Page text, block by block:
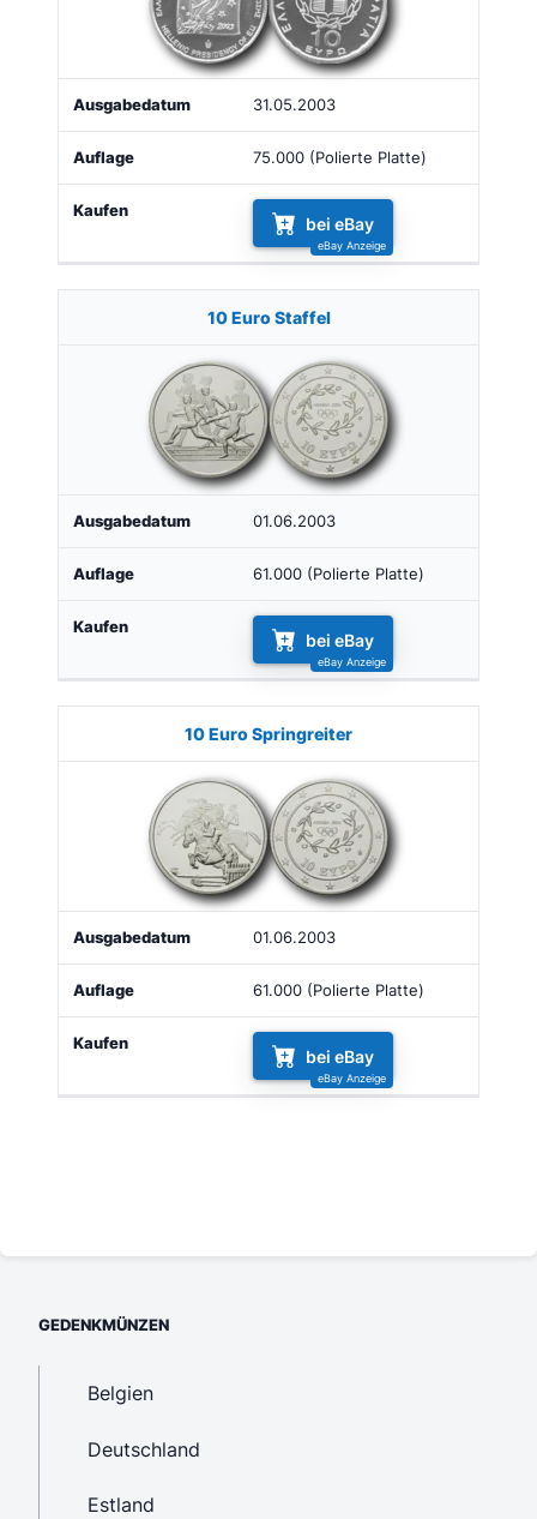
31.05.2003
75.000 (Polierte Platte)
bei eBay
10 Euro Staffel
01.06.2003
61.000 (Polierte Platte)
bei eBay
10 Euro Springreiter
01.06.2003
61.000 (Polierte Platte)
bei eBay
GEDENKMÜNZEN
Belgien
Deutschland
Estland